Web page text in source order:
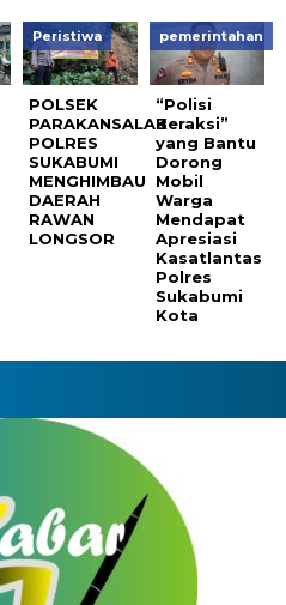
Peristiwa
POLSEK
PARAKANSALAK
POLRES
SUKABUMI
MENGHIMBAU
DAERAH
RAWAN
LONGSOR
pemerintahan
“Polisi
Beraksi”
yang Bantu
Dorong
Mobil
Warga
Mendapat
Apresiasi
Kasatlantas
Polres
Sukabumi
Kota